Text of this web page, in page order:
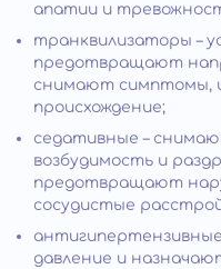
апатии и
транквилизаторы –
предотвращают
снимают симптомы,
происхождение;
седативные –
возбудимость и
предотвращают
сосудистые
давление и